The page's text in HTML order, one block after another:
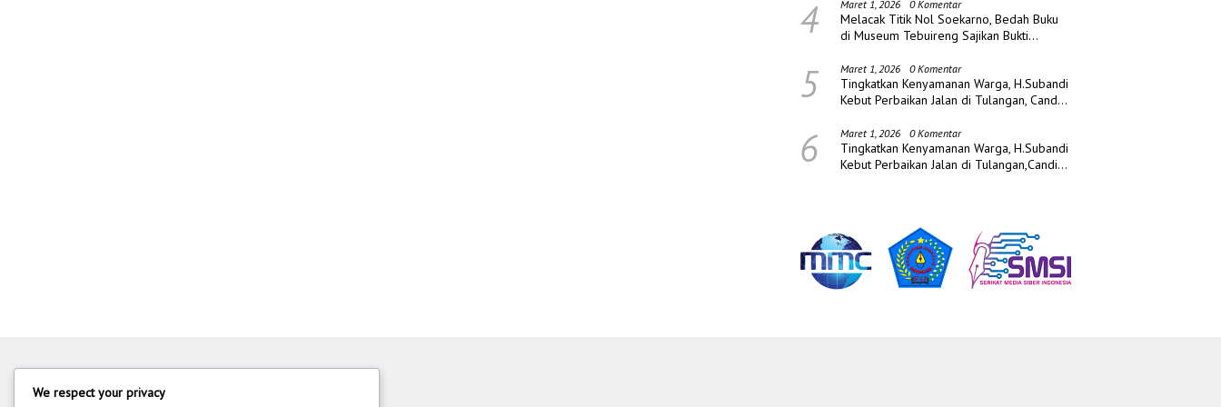
4 Maret 1, 2026 0 Komentar
Melacak Titik Nol Soekarno, Bedah Buku
di Museum Tebuireng Sajikan Bukti
5 Maret 1, 2026 0 Komentar
Tingkatkan Kenyamanan Warga, H.Subandi
Kebut Perbaikan Jalan di Tulangan, Candi
6 Maret 1, 2026 0 Komentar
Tingkatkan Kenyamanan Warga, H.Subandi
Kebut Perbaikan Jalan di Tulangan,Candi
We respect your privacy